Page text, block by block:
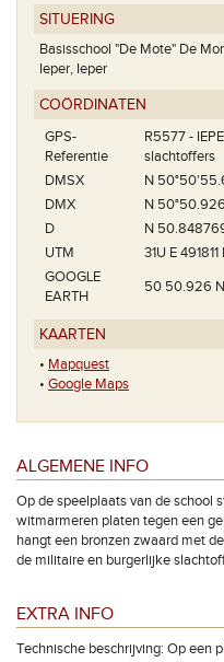
SITUERING
Basisschool "De Mote" De
Ieper, Ieper
COÖRDINATEN
GPS-
Referentie
R5577 -
slachtoffers
DMSX
N
DMX
N
D
N
UTM
31U E
GOOGLE
EARTH
50 50.926
KAARTEN
• Mapquest
• Google Maps
ALGEMENE INFO
Op de speelplaats van de school
witmarmeren platen tegen een
hangt een bronzen zwaard met
de militaire en burgerlijke
EXTRA INFO
Technische beschrijving: Op een